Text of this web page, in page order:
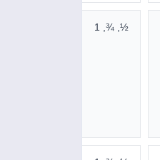
½, ¾, 1